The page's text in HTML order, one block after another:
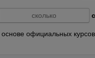
основе официальных курсов